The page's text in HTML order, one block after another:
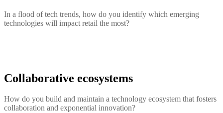
In a flood of tech trends, how do you identify which emerging
technologies will impact retail the most?
Collaborative ecosystems
How do you build and maintain a technology ecosystem that fosters
collaboration and exponential innovation?